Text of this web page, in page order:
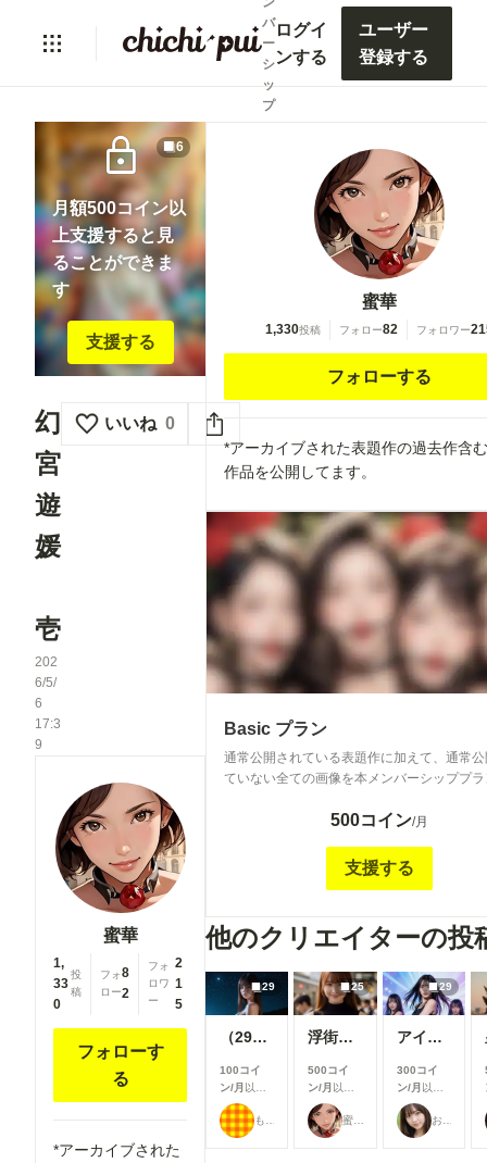
バ
ー
シ
ッ
プ
ログイ
ンする
ユーザー
登録する
lock
月額500コイン以
上支援すると見
ることができま
す
支援する
6
幻
宮
遊
媛
壱
202
6/5/
6
17:3
9
いいね 0
蜜華
1,
33
0
投
稿
フォ
ロー
8
2
フォ
ロワ
ー
2
1
5
フォローす
る
*アーカイブされた
蜜華
1,330投稿 フォロー82 フォロワー
フォローする
*アーカイブされた表題作の過去作含
作品を公開してます。
Basic プラン
通常公開されている表題作に加えて、通常
ていない全ての画像を本メンバーシッププ
500コイン/月
支援する
他のクリエイターの投
29
（29枚）香織2026/07/20_ナイトビーチ②
100コイ
ン/月 以上
支援すると
見ることが
できます
もち
25
浮街麗影『街で見かけたイイ女』伍
500コイ
ン/月 以上
支援すると
見ることが
できます
蜜華
29
アイドルのステージ披露
300コイ
ン/月 以上
支援すると
見ることが
できます
おたき